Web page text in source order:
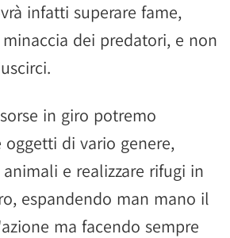
infatti superare fame,
dei predatori, e non
in giro potremo
di vario genere,
e realizzare rifugi in
espandendo man mano il
ma facendo sempre